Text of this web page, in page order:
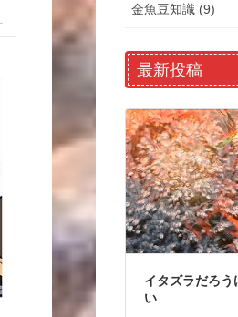
金魚豆知識 (9)
最新投稿
イタズラだろ
い